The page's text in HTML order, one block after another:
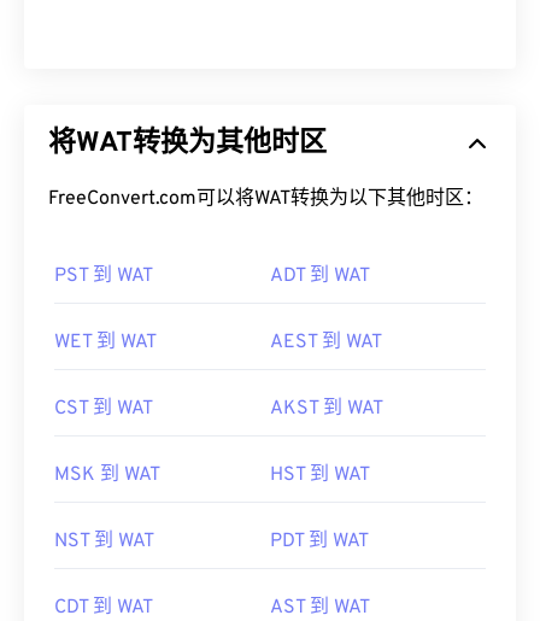
将WAT转换为其他时区
FreeConvert.com可以将WAT转换为以下其他时区：
PST 到 WAT ADT 到 WAT
WET 到 WAT AEST 到 WAT
CST 到 WAT AKST 到 WAT
MSK 到 WAT HST 到 WAT
NST 到 WAT PDT 到 WAT
CDT 到 WAT AST 到 WAT